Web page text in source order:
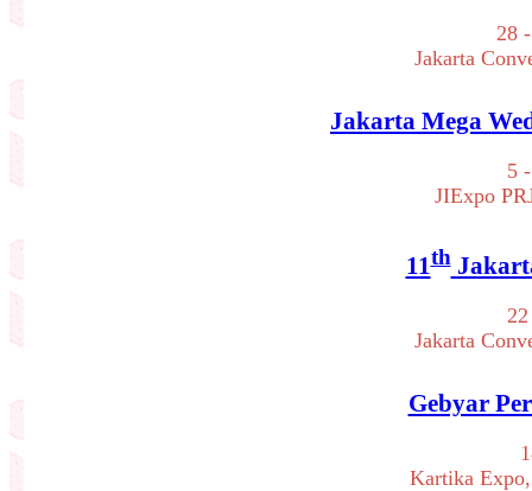
28
Jakarta
Jakarta Mega
5
JIExpo
11th
Jakarta
Gebyar
Kartika